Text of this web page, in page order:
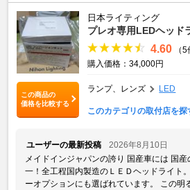
この商品の
価格を比較する
日本ライティング
プレオ専用LEDヘッド
4.60
（5
購入価格：34,000円
ランプ、レンズ LED
このカテゴリの取付店を探
ユーザーの最新投稿
2026年8月10日
メイドインジャパンの誇り 国産車には 国
一！全工程国内製造のＬＥＤヘッドライト
ーオプションにも選ばれています。 この明